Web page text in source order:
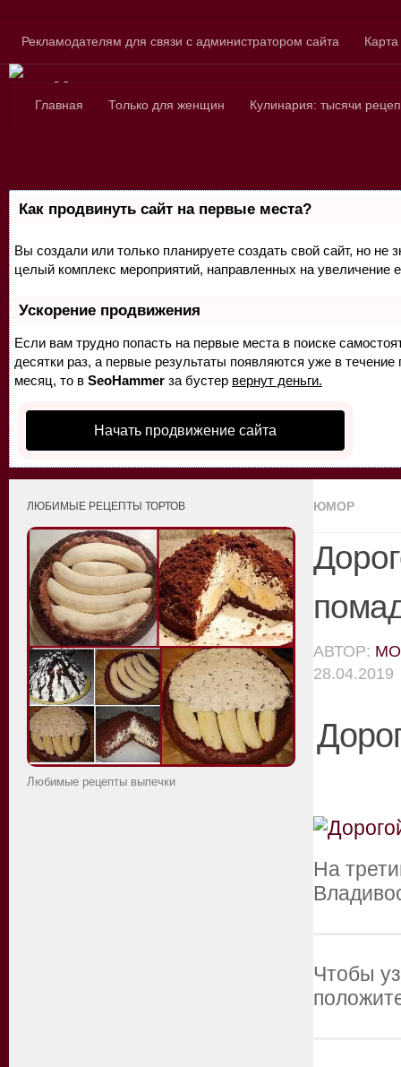
Рекламодателям для связи с администратором сайта
Сайт для
Главная Только для женщин Кулинария: тысячи
Как продвинуть сайт на первые места?
Вы создали или только планируете создать свой сайт, но не
целый комплекс мероприятий, направленных на увеличение
Ускорение продвижения
Если вам трудно попасть на первые места в поиске
десятки раз, а первые результаты появляются уже в
месяц, то в SeoHammer за бустер вернут деньги.
Начать продвижение сайта
ЮМОР
АВТОР:
28.04.2019
На
Чтобы
ЛЮБИМЫЕ РЕЦЕПТЫ ТОРТОВ
Любимые рецепты выпечки